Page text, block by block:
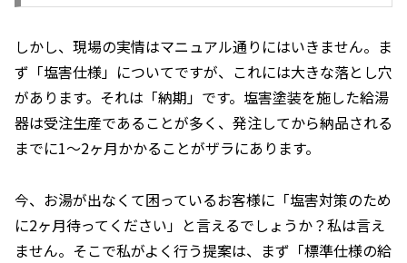
しかし、現場の実情はマニュアル通りにはいきません。ま
ず「塩害仕様」についてですが、これには大きな落とし穴
があります。それは「納期」です。塩害塗装を施した給湯
器は受注生産であることが多く、発注してから納品される
までに1〜2ヶ月かかることがザラにあります。
今、お湯が出なくて困っているお客様に「塩害対策のため
に2ヶ月待ってください」と言えるでしょうか？私は言え
ません。そこで私がよく行う提案は、まず「標準仕様の給